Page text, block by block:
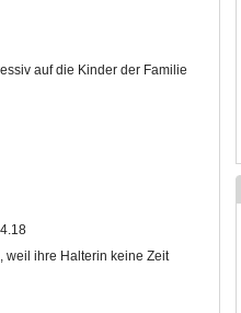
auf die Kinder der Familie
weil ihre Halterin keine Zeit